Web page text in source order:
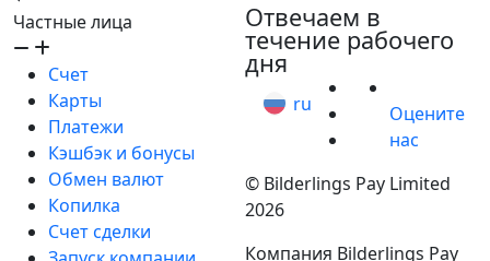
Частные лица
Счет
Карты
Платежи
Кэшбэк и бонусы
Обмен валют
Копилка
Счет сделки
Отвечаем в
течение рабочего
дня
ru
Оцените
нас
© Bilderlings Pay Limited
2026
Компания Bilderlings Pay